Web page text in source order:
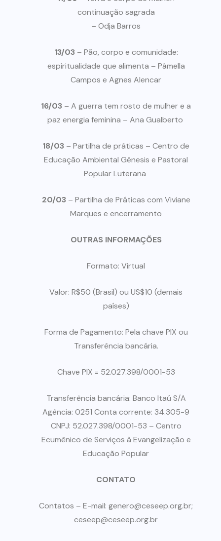
continuação sagrada
– Odja Barros
13/03 – Pão, corpo e comunidade:
espiritualidade que alimenta – Pâmella
Campos e Agnes Alencar
16/03 – A guerra tem rosto de mulher e a
paz energia feminina – Ana Gualberto
18/03 – Partilha de práticas – Centro de
Educação Ambiental Gênesis e Pastoral
Popular Luterana
20/03 – Partilha de Práticas com Viviane
Marques e encerramento
OUTRAS INFORMAÇÕES
Formato: Virtual
Valor: R$50 (Brasil) ou US$10 (demais
países)
Forma de Pagamento: Pela chave PIX ou
Transferência bancária.
Chave PIX = 52.027.398/0001-53
Transferência bancária: Banco Itaú S/A
Agência: 0251 Conta corrente: 34.305-9
CNPJ: 52.027.398/0001-53 – Centro
Ecumênico de Serviços à Evangelização e
Educação Popular
CONTATO
Contatos – E-mail: genero@ceseep.org.br;
ceseep@ceseep.org.br